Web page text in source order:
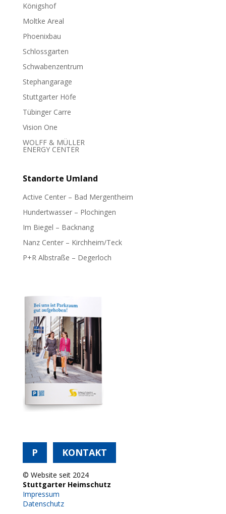
Königshof
Moltke Areal
Phoenixbau
Schlossgarten
Schwabenzentrum
Stephangarage
Stuttgarter Höfe
Tübinger Carre
Vision One
WOLFF & MÜLLER
ENERGY CENTER
Standorte Umland
Active Center – Bad Mergentheim
Hundertwasser – Plochingen
Im Biegel – Backnang
Nanz Center – Kirchheim/Teck
P+R Albstraße – Degerloch
P KONTAKT
© Website seit 2024
Stuttgarter Heimschutz
Impressum
Datenschutz